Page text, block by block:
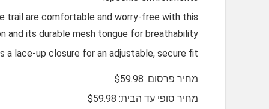
trail are comfortable and worry-free with this
and its durable mesh tongue for breathability.
a lace-up closure for an adjustable, secure fit.
מחיר פרסום: $59.98
מחיר סופי עד הבית: $59.98